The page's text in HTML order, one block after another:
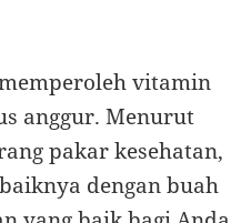
vitamin
anggur. Menurut
pakar kesehatan,
dengan buah